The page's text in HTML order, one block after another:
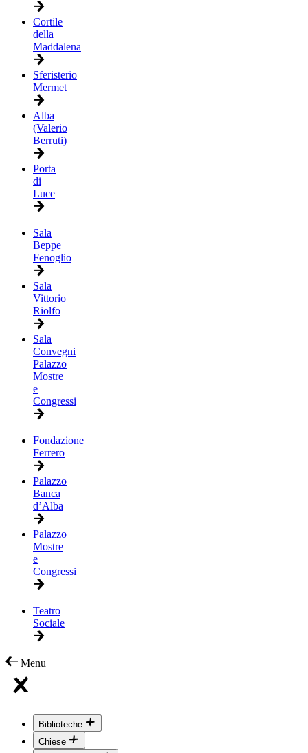
Cortile
della
Maddalena
Sferisterio
Mermet
Alba
(Valerio
Berruti)
Porta
di
Luce
Sala
Beppe
Fenoglio
Sala
Vittorio
Riolfo
Sala
Convegni
Palazzo
Mostre
e
Congressi
Fondazione
Ferrero
Palazzo
Banca
d’Alba
Palazzo
Mostre
e
Congressi
Teatro
Sociale
Menu
Biblioteche
Chiese